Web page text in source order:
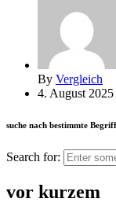
By Vergleich
4. August 2025
suche nach bestimmte
Search for:
vor kurzem